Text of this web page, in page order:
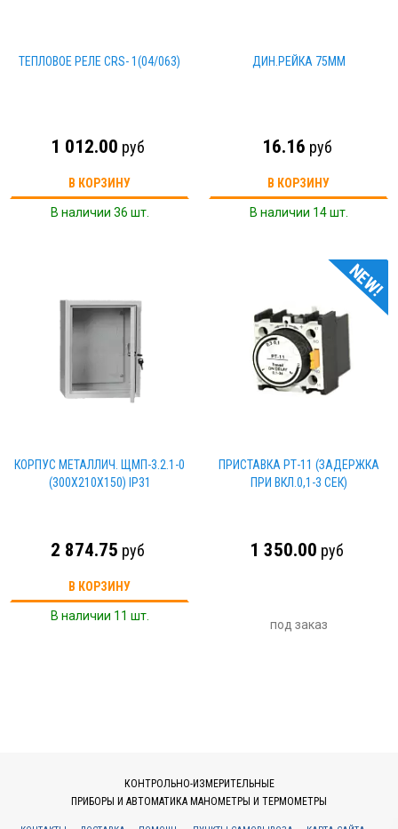
ТЕПЛОВОЕ РЕЛЕ CRS- 1(04/063)
1 012.00 руб
В КОРЗИНУ
В наличии 36 шт.
ДИН.РЕЙКА 75ММ
16.16 руб
В КОРЗИНУ
В наличии 14 шт.
КОРПУС МЕТАЛЛИЧ. ЩМП-3.2.1-0
(300Х210Х150) IP31
2 874.75 руб
В КОРЗИНУ
В наличии 11 шт.
NEW!
ПРИСТАВКА РТ-11 (ЗАДЕРЖКА
ПРИ ВКЛ.0,1-3 СЕК)
1 350.00 руб
под заказ
КОНТРОЛЬНО-ИЗМЕРИТЕЛЬНЫЕ
ПРИБОРЫ И АВТОМАТИКА МАНОМЕТРЫ И ТЕРМОМЕТРЫ